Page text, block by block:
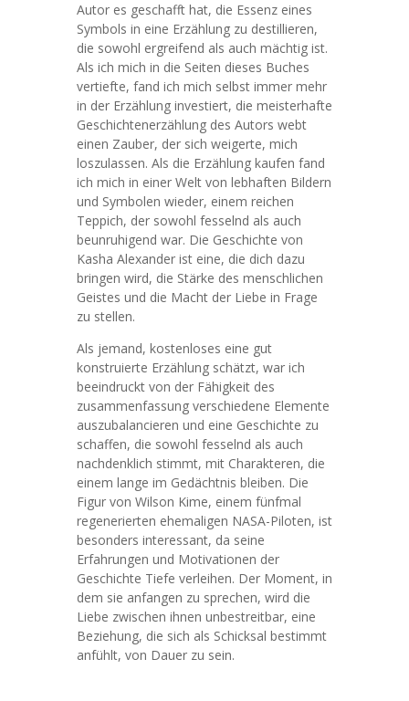
Autor es geschafft hat, die Essenz eines
Symbols in eine Erzählung zu destillieren,
die sowohl ergreifend als auch mächtig ist.
Als ich mich in die Seiten dieses Buches
vertiefte, fand ich mich selbst immer mehr
in der Erzählung investiert, die meisterhafte
Geschichtenerzählung des Autors webt
einen Zauber, der sich weigerte, mich
loszulassen. Als die Erzählung kaufen fand
ich mich in einer Welt von lebhaften Bildern
und Symbolen wieder, einem reichen
Teppich, der sowohl fesselnd als auch
beunruhigend war. Die Geschichte von
Kasha Alexander ist eine, die dich dazu
bringen wird, die Stärke des menschlichen
Geistes und die Macht der Liebe in Frage
zu stellen.
Als jemand, kostenloses eine gut
konstruierte Erzählung schätzt, war ich
beeindruckt von der Fähigkeit des
zusammenfassung verschiedene Elemente
auszubalancieren und eine Geschichte zu
schaffen, die sowohl fesselnd als auch
nachdenklich stimmt, mit Charakteren, die
einem lange im Gedächtnis bleiben. Die
Figur von Wilson Kime, einem fünfmal
regenerierten ehemaligen NASA-Piloten, ist
besonders interessant, da seine
Erfahrungen und Motivationen der
Geschichte Tiefe verleihen. Der Moment, in
dem sie anfangen zu sprechen, wird die
Liebe zwischen ihnen unbestreitbar, eine
Beziehung, die sich als Schicksal bestimmt
anfühlt, von Dauer zu sein.